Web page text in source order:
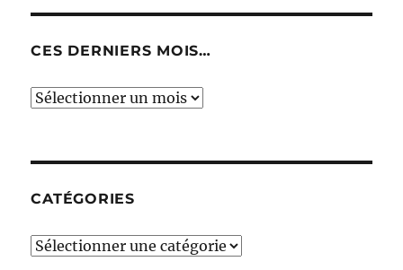
CES DERNIERS MOIS…
Ces
CATÉGORIES
Catégories